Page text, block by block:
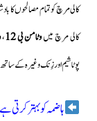
کالی مرچ کو تمام مصالحوں کا
کالی مرچ میںوٹامن بی 12 ،
پوٹاشیم اور زِنک وغیرہ
ہاضمہ کو بہتر کرتی ہے